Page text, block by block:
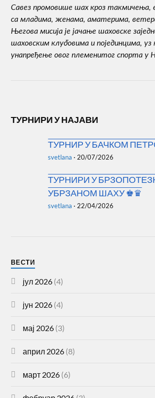
Савез промовише шах кроз такмичења,
са младима, женама, аматерима,
Његова мисија је јачање шаховске
шаховским клубовима и појединцима, уз
унапређење овог племенитог спорта у
ТУРНИРИ У НАЈАВИ
ТУРНИР У БАЧКОМ
svetlana · 20/07/2026
ТУРНИРИ У
УБРЗАНОМ ШАХУ ♚♛
svetlana · 22/04/2026
ВЕСТИ
јул 2026 (4)
јун 2026 (4)
мај 2026 (3)
април 2026 (8)
март 2026 (6)